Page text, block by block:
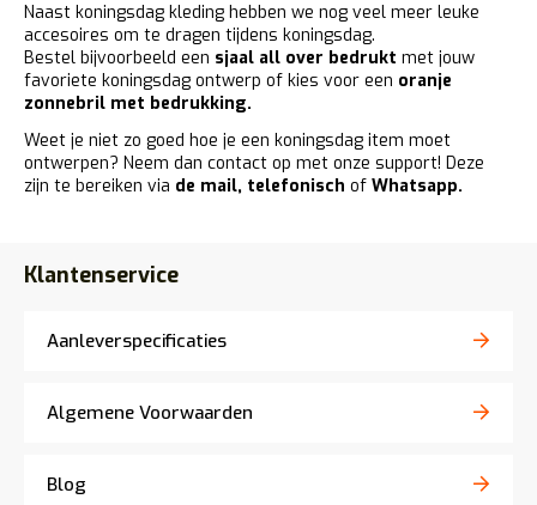
Naast koningsdag kleding hebben we nog veel meer leuke
accesoires om te dragen tijdens koningsdag.
Bestel bijvoorbeeld een sjaal all over bedrukt met jouw
favoriete koningsdag ontwerp of kies voor een oranje
zonnebril met bedrukking.
Weet je niet zo goed hoe je een koningsdag item moet
ontwerpen? Neem dan contact op met onze support! Deze
zijn te bereiken via de mail, telefonisch of Whatsapp.
Klantenservice
Aanleverspecificaties
Algemene Voorwaarden
Blog